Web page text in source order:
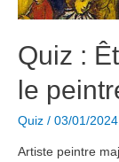
Quiz :
le
Quiz / 03/01/2024
Artiste peintre